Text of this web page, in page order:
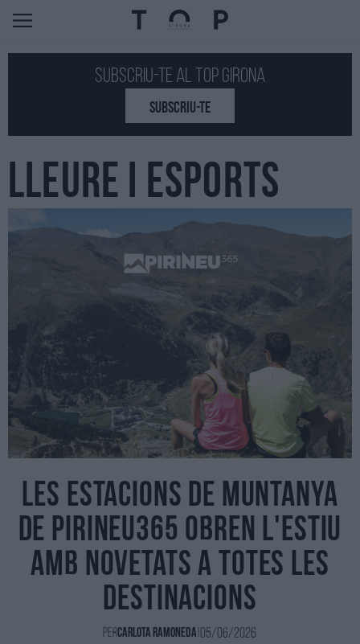
Subscriu-te al Top GIRONA
SUBSCRIU-TE
LLEURE I ESPORTS
Les estacions de muntanya
de Pirineu365 obren l'estiu
amb novetats a totes les
destinacions
PerCarlota Ramoneda 05/06/2026